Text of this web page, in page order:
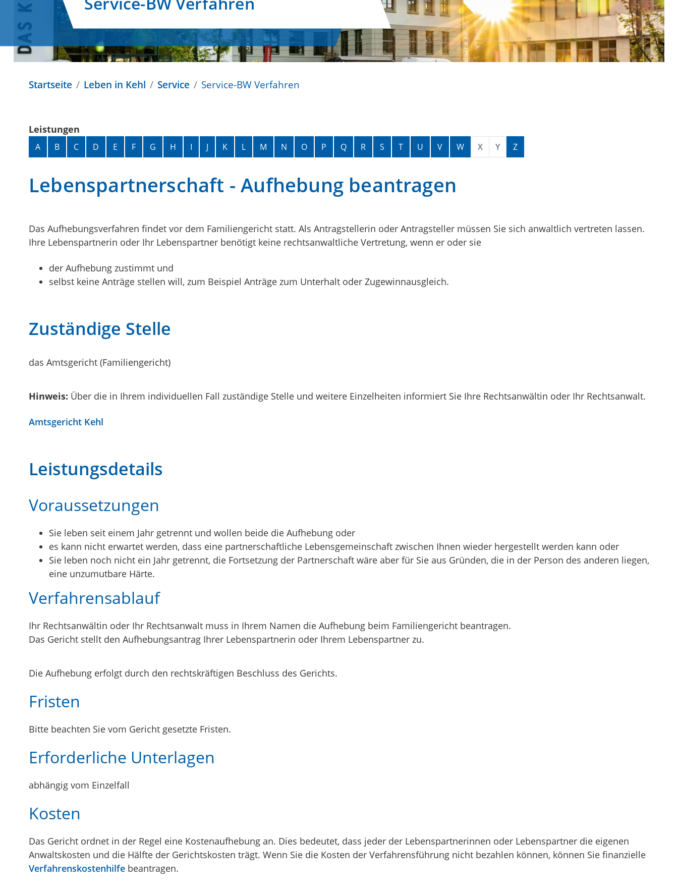
Startseite Leben in Kehl Service Service-BW Verfahren
Leistungen
Alphabetisches Register überspringen
A B C D E F G H I J K L M N O P Q R S T U V W X Y Z
Lebenspartnerschaft - Aufhebung beantragen
Das Aufhebungsverfahren findet vor dem Familiengericht statt. Als Antragstellerin oder Antragsteller müssen Sie sich anwaltlich vertreten lassen.
Ihre Lebenspartnerin oder Ihr Lebenspartner benötigt keine rechtsanwaltliche Vertretung, wenn er oder sie
der Aufhebung zustimmt und
selbst keine Anträge stellen will, zum Beispiel Anträge zum Unterhalt oder Zugewinnausgleich.
Zuständige Stelle
das Amtsgericht (Familiengericht)
Hinweis: Über die in Ihrem individuellen Fall zuständige Stelle und weitere Einzelheiten informiert Sie Ihre Rechtsanwältin oder Ihr Rechtsanwalt.
Amtsgericht Kehl
Leistungsdetails
Voraussetzungen
Sie leben seit einem Jahr getrennt und wollen beide die Aufhebung oder
es kann nicht erwartet werden, dass eine partnerschaftliche Lebensgemeinschaft zwischen Ihnen wieder hergestellt werden kann oder
Sie leben noch nicht ein Jahr getrennt, die Fortsetzung der Partnerschaft wäre aber für Sie aus Gründen, die in der Person des anderen liegen,
eine unzumutbare Härte.
Verfahrensablauf
Ihr Rechtsanwältin oder Ihr Rechtsanwalt muss in Ihrem Namen die Aufhebung beim Familiengericht beantragen.
Das Gericht stellt den Aufhebungsantrag Ihrer Lebenspartnerin oder Ihrem Lebenspartner zu.
Die Aufhebung erfolgt durch den rechtskräftigen Beschluss des Gerichts.
Fristen
Bitte beachten Sie vom Gericht gesetzte Fristen.
Erforderliche Unterlagen
abhängig vom Einzelfall
Kosten
Das Gericht ordnet in der Regel eine Kostenaufhebung an. Dies bedeutet, dass jeder der Lebenspartnerinnen oder Lebenspartner die eigenen
Anwaltskosten und die Hälfte der Gerichtskosten trägt. Wenn Sie die Kosten der Verfahrensführung nicht bezahlen können, können Sie finanzielle
Verfahrenskostenhilfe beantragen.